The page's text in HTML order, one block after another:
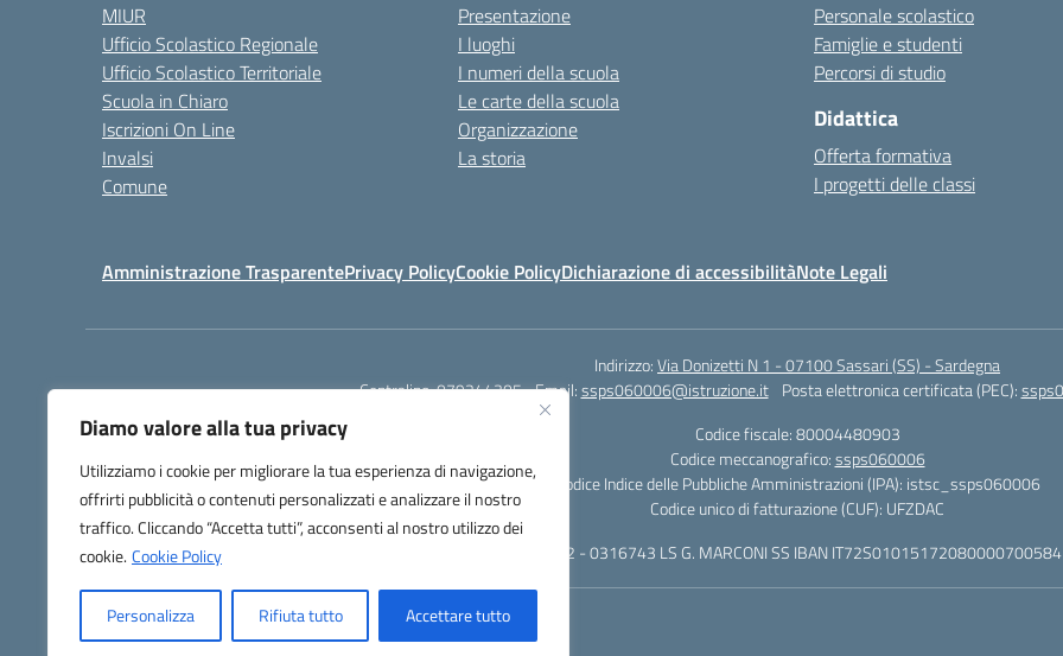
Diamo valore alla tua privacy
Utilizziamo i cookie per migliorare la tua esperienza di navigazione,
offrirti pubblicità o contenuti personalizzati e analizzare il nostro
traffico. Cliccando “Accetta tutti”, acconsenti al nostro utilizzo dei
cookie. Cookie Policy
Personalizza Rifiuta tutto Accettare tutto
MIUR
Ufficio Scolastico Regionale
Ufficio Scolastico Territoriale
Scuola in Chiaro
Iscrizioni On Line
Invalsi
Comune
Presentazione
I luoghi
I numeri della scuola
Le carte della scuola
Organizzazione
La storia
Personale scolastico
Famiglie e studenti
Percorsi di studio
Didattica
Offerta formativa
I progetti delle classi
Amministrazione TrasparentePrivacy PolicyCookie PolicyDichiarazione di accessibilitàNote Legali
Indirizzo:Via Donizetti N 1 - 07100 Sassari (SS) - Sardegna
Centralino:079244305 Email:ssps060006@istruzione.it Posta elettronica certificata (PEC):
Codice fiscale: 80004480903
Codice meccanografico:ssps060006
Codice Indice delle Pubbliche Amministrazioni (IPA): istsc_ssps060006
Codice unico di fatturazione (CUF): UFZDAC
TU - 522 - 0316743 LS G. MARCONI SS IBAN